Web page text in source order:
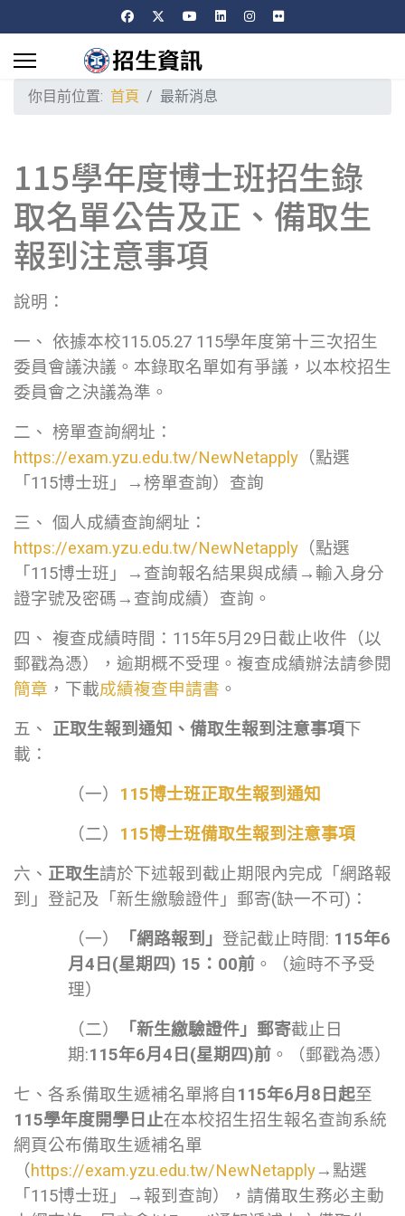
你目前位置: 首頁 最新消息
115學年度博士班招生錄
取名單公告及正、備取生
報到注意事項
說明：
一、 依據本校115.05.27 115學年度第十三次招生
委員會議決議。本錄取名單如有爭議，以本校招生
委員會之決議為準。
二、 榜單查詢網址：
https://exam.yzu.edu.tw/NewNetapply （點選
「115博士班」→榜單查詢）查詢
三、 個人成績查詢網址：
https://exam.yzu.edu.tw/NewNetapply （點選
「115博士班」→查詢報名結果與成績→輸入身分
證字號及密碼→查詢成績）查詢。
四、 複查成績時間：115年5月29日截止收件（以
郵戳為憑），逾期概不受理。複查成績辦法請參閱
簡章 ，下載成績複查申請書 。
五、 正取生報到通知、備取生報到注意事項下
載：
（一） 115博士班正取生報到通知
（二） 115博士班備取生報到注意事項
六、 正取生請於下述報到截止期限內完成「網路報
到」登記及「新生繳驗證件」郵寄(缺一不可)：
（一）
「網路報到」 登記截止時間: 115年6
月 4 日 (星期四) 15 ： 00前 。（逾時不予受
理）
（二）
「新生繳驗證件」郵寄截止日
期:115年6月 4 日 (星期四)前 。（郵戳為憑）
七、各系備取生遞補名單將自 115年6月 8 日起至
115學年度開學日止在本校招生招生報名查詢系統
網頁公布備取生遞補名單
（https://exam.yzu.edu.tw/NewNetapply→點選
「115博士班」→報到查詢），請備取生務必主動